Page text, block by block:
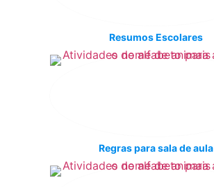
Resumos Escolares
Regras para sala de aula